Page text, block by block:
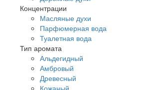
Концентрации
Масляные духи
Парфюмерная вода
Туалетная вода
Тип аромата
Альдегидный
Амбровый
Древесный
Кожаный